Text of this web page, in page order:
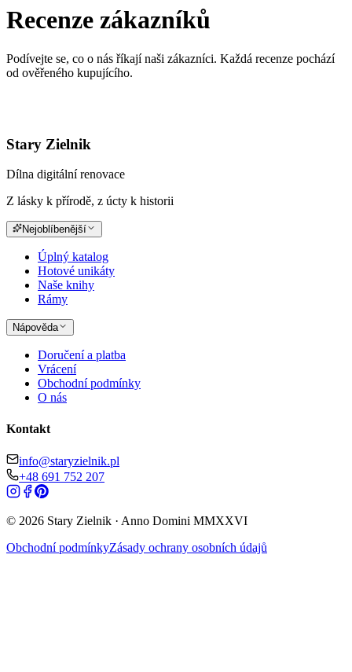
Recenze zákazníků
Podívejte se, co o nás říkají naši zákazníci. Každá recenze pochází
od ověřeného kupujícího.
Stary Zielnik
Dílna digitální renovace
Z lásky k přírodě, z úcty k historii
Nejoblíbenější
Úplný katalog
Hotové unikáty
Naše knihy
Rámy
Nápověda
Doručení a platba
Vrácení
Obchodní podmínky
O nás
Kontakt
info@staryzielnik.pl
+48 691 752 207
© 2026 Stary Zielnik · Anno Domini MMXXVI
Obchodní podmínkyZásady ochrany osobních údajů